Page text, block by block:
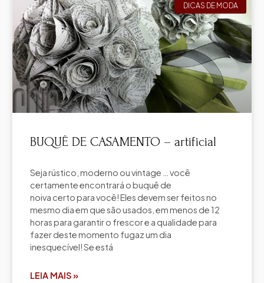
DICAS DE MODA
BUQUÊ DE CASAMENTO – artificial
Seja rústico, moderno ou vintage … você
certamente encontrará o buquê de
noiva certo para você! Eles devem ser feitos no
mesmo dia em que são usados, em menos de 12
horas para garantir o frescor e a qualidade para
fazer deste momento fugaz um dia
inesquecível! Se está
LEIA MAIS »